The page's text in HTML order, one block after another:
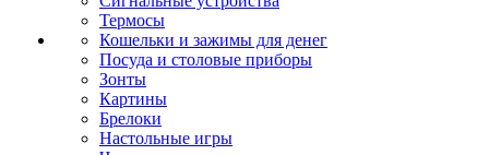
Термосы
Кошельки и зажимы для денег
Посуда и столовые приборы
Зонты
Картины
Брелоки
Настольные игры